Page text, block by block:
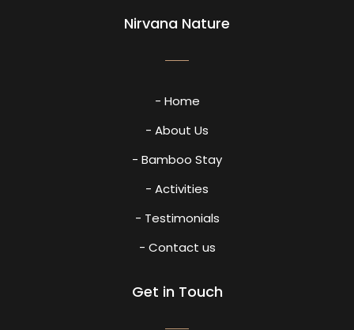
Nirvana Nature
- Home
- About Us
- Bamboo Stay
- Activities
- Testimonials
- Contact us
Get in Touch